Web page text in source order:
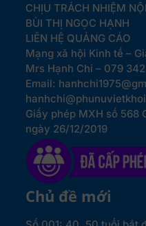
CHỊU TRÁCH NHIỆM
BÙI THỊ NGỌC HẠNH
LIÊN HỆ QUẢNG CÁO
Mạng xã hội Kinh tế –
Mrs Hạnh Chi – 079 342
Email:
Giấy phép MXH số 568
ngày 26/12/2019
Chủ đề mới